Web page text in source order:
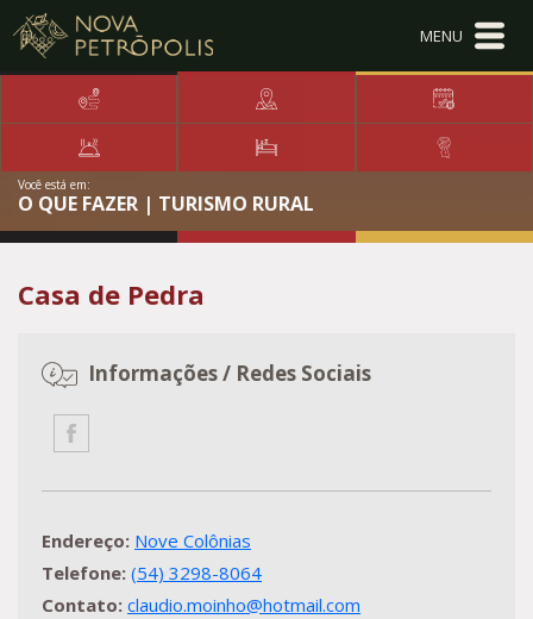
Ir para conteúdo principal
Conteúdo Menu
Conteúdo Principal
Você está em:
O QUE FAZER | TURISMO RURAL
Casa de Pedra
Informações / Redes Sociais
Endereço: Nove Colônias
Telefone: (54) 3298-8064
Contato: claudio.moinho@hotmail.com